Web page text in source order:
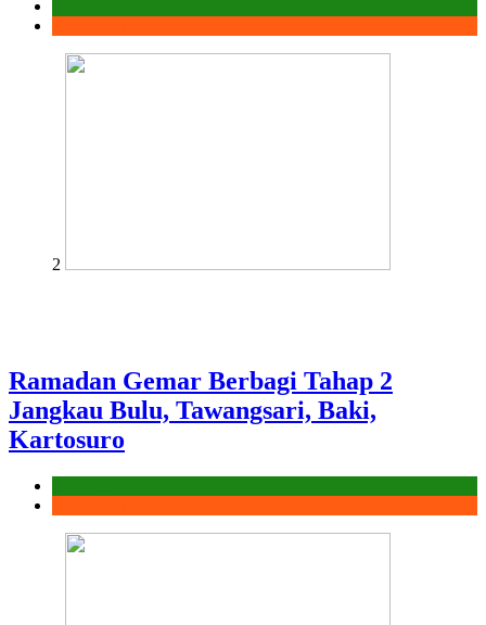
2
Ramadan Gemar Berbagi Tahap 2
Jangkau Bulu, Tawangsari, Baki,
Kartosuro